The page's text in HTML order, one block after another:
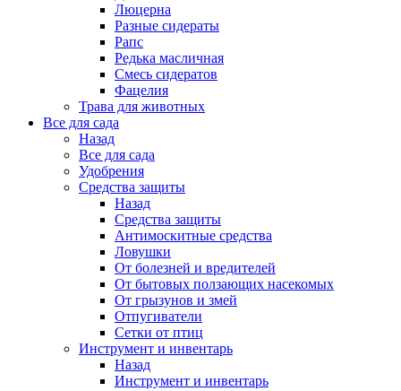
Люцерна
Разные сидераты
Рапс
Редька масличная
Смесь сидератов
Фацелия
Трава для животных
Все для сада
Назад
Все для сада
Удобрения
Средства защиты
Назад
Средства защиты
Антимоскитные средства
Ловушки
От болезней и вредителей
От бытовых ползающих насекомых
От грызунов и змей
Отпугиватели
Сетки от птиц
Инструмент и инвентарь
Назад
Инструмент и инвентарь